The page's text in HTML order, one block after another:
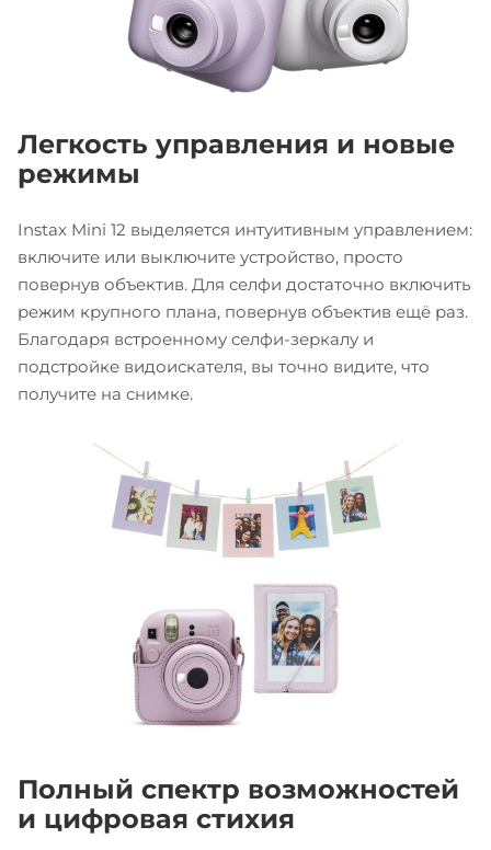
Легкость управления и новые
режимы
Instax Mini 12 выделяется интуитивным управлением:
включите или выключите устройство, просто
повернув объектив. Для селфи достаточно включить
режим крупного плана, повернув объектив ещё раз.
Благодаря встроенному селфи-зеркалу и
подстройке видоискателя, вы точно видите, что
получите на снимке.
Полный спектр возможностей
и цифровая стихия